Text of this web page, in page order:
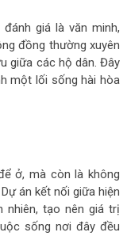
giá là văn minh,
đồng thường xuyên
giữa các hộ dân. Đây
một lối sống hài hòa
ở, mà còn là không
án kết nối giữa hiện
nhiên, tạo nên giá trị
sống nơi đây đều